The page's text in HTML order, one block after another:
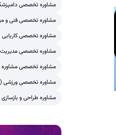
مشاوره تخصصی
مشاوره تخصصی فنی و
مشاوره تخصصی کاریابی
مشاوره تخصصی
مشاوره تخصصی مشاوره
مشاوره تخصصی ورزشی
مشاوره طراحی و بازسازی